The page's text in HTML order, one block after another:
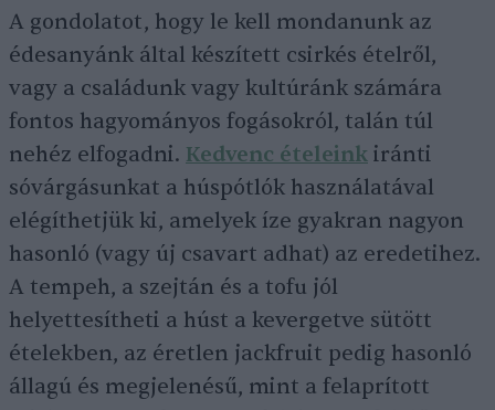
A gondolatot, hogy le kell mondanunk az
édesanyánk által készített csirkés ételről,
vagy a családunk vagy kultúránk számára
fontos hagyományos fogásokról, talán túl
nehéz elfogadni. Kedvenc ételeink iránti
sóvárgásunkat a húspótlók használatával
elégíthetjük ki, amelyek íze gyakran nagyon
hasonló (vagy új csavart adhat) az eredetihez.
A tempeh, a szejtán és a tofu jól
helyettesítheti a húst a kevergetve sütött
ételekben, az éretlen jackfruit pedig hasonló
állagú és megjelenésű, mint a felaprított